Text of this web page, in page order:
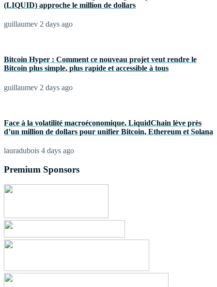
(LIQUID) approche le million de dollars
guillaumev 2 days ago
Bitcoin Hyper : Comment ce nouveau projet veut rendre le
Bitcoin plus simple, plus rapide et accessible à tous
guillaumev 2 days ago
Face à la volatilité macroéconomique, LiquidChain lève près
d’un million de dollars pour unifier Bitcoin, Ethereum et Solana
lauradubois 4 days ago
Premium Sponsors